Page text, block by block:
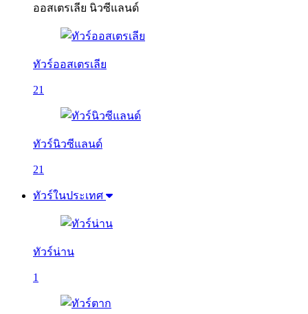
ออสเตรเลีย นิวซีแลนด์
ทัวร์ออสเตรเลีย
21
ทัวร์นิวซีแลนด์
21
ทัวร์ในประเทศ
ทัวร์น่าน
1